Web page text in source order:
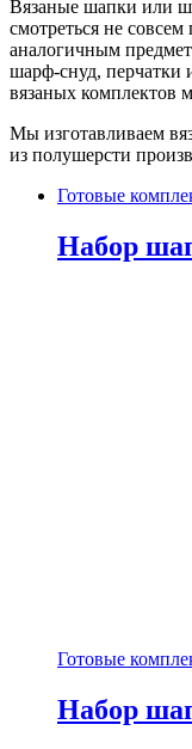
Вязаные шапки или
смотреться не
аналогичным
шарф-снуд, перчатки
вязаных комплектов
Мы изготавливаем
из полушерсти
Готовые
Набор
Готовые
Набор